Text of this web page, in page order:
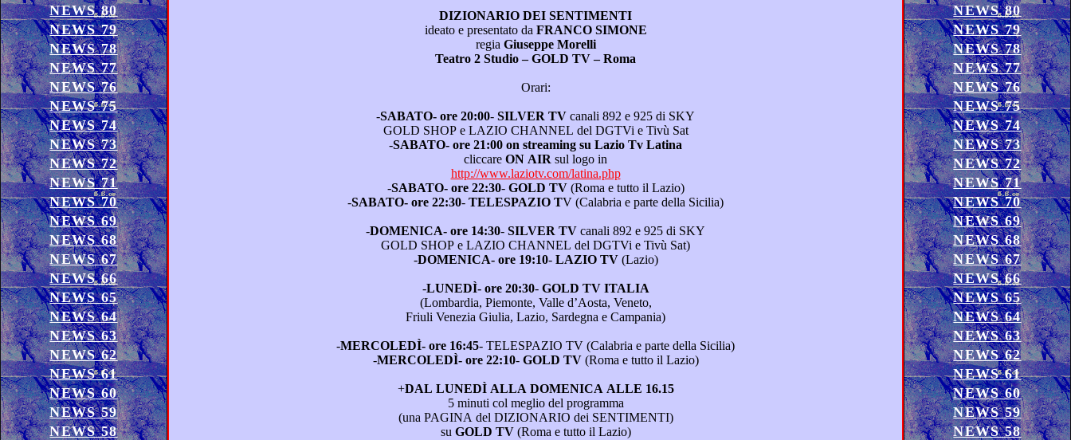
NEWS 80
NEWS 79
NEWS 78
NEWS 77
NEWS 76
NEWS 75
NEWS 74
NEWS 73
NEWS 72
NEWS 71
NEWS 70
NEWS 69
NEWS 68
NEWS 67
NEWS 66
NEWS 65
NEWS 64
NEWS 63
NEWS 62
NEWS 61
NEWS 60
NEWS 59
NEWS 58
NEWS 80
NEWS 79
NEWS 78
NEWS 77
NEWS 76
NEWS 75
NEWS 74
NEWS 73
NEWS 72
NEWS 71
NEWS 70
NEWS 69
NEWS 68
NEWS 67
NEWS 66
NEWS 65
NEWS 64
NEWS 63
NEWS 62
NEWS 61
NEWS 60
NEWS 59
NEWS 58
DIZIONARIO DEI SENTIMENTI
ideato e presentato da FRANCO SIMONE
regia
Giuseppe Morelli
Teatro 2 Studio – GOLD TV – Roma
Orari:
-SABATO- ore 20:00- SILVER TV canali 892 e 925 di SKY
GOLD SHOP e LAZIO CHANNEL del DGTVi e Tivù Sat
-SABATO- ore 21:00 on streaming su Lazio Tv Latina
cliccare ON AIR sul logo in
http://www.laziotv.com/latina.php
-
SABATO- ore 22:30- GOLD TV
(Roma e tutto il Lazio)
-SABATO- ore 22:30- TELESPAZIO T V (Calabria e parte della Sicilia)
-DOMENICA- ore 14:30- SILVER TV canali 892 e 925 di SKY
GOLD SHOP e LAZIO CHANNEL del DGTVi e Tivù Sat)
-DOMENICA- ore 19:10- LAZIO TV (Lazio)
-LUNEDÌ- ore 20:30- GOLD TV ITALIA
(Lombardia, Piemonte, Valle d’Aosta, Veneto,
Friuli Venezia Giulia, Lazio, Sardegna e Campania)
- MERCOLEDÌ- ore 16:45
- TELESPAZIO TV (Calabria e parte della Sicilia)
-
MERCOLEDÌ- ore 22:10- GOLD TV (Roma e tutto il Lazio)
+
DAL LUNEDÌ ALLA DOMENICA ALLE 16.15
5 minuti col meglio del programma
(una PAGINA del DIZIONARIO dei SENTIMENTI)
su GOLD TV (Roma e tutto il Lazio)